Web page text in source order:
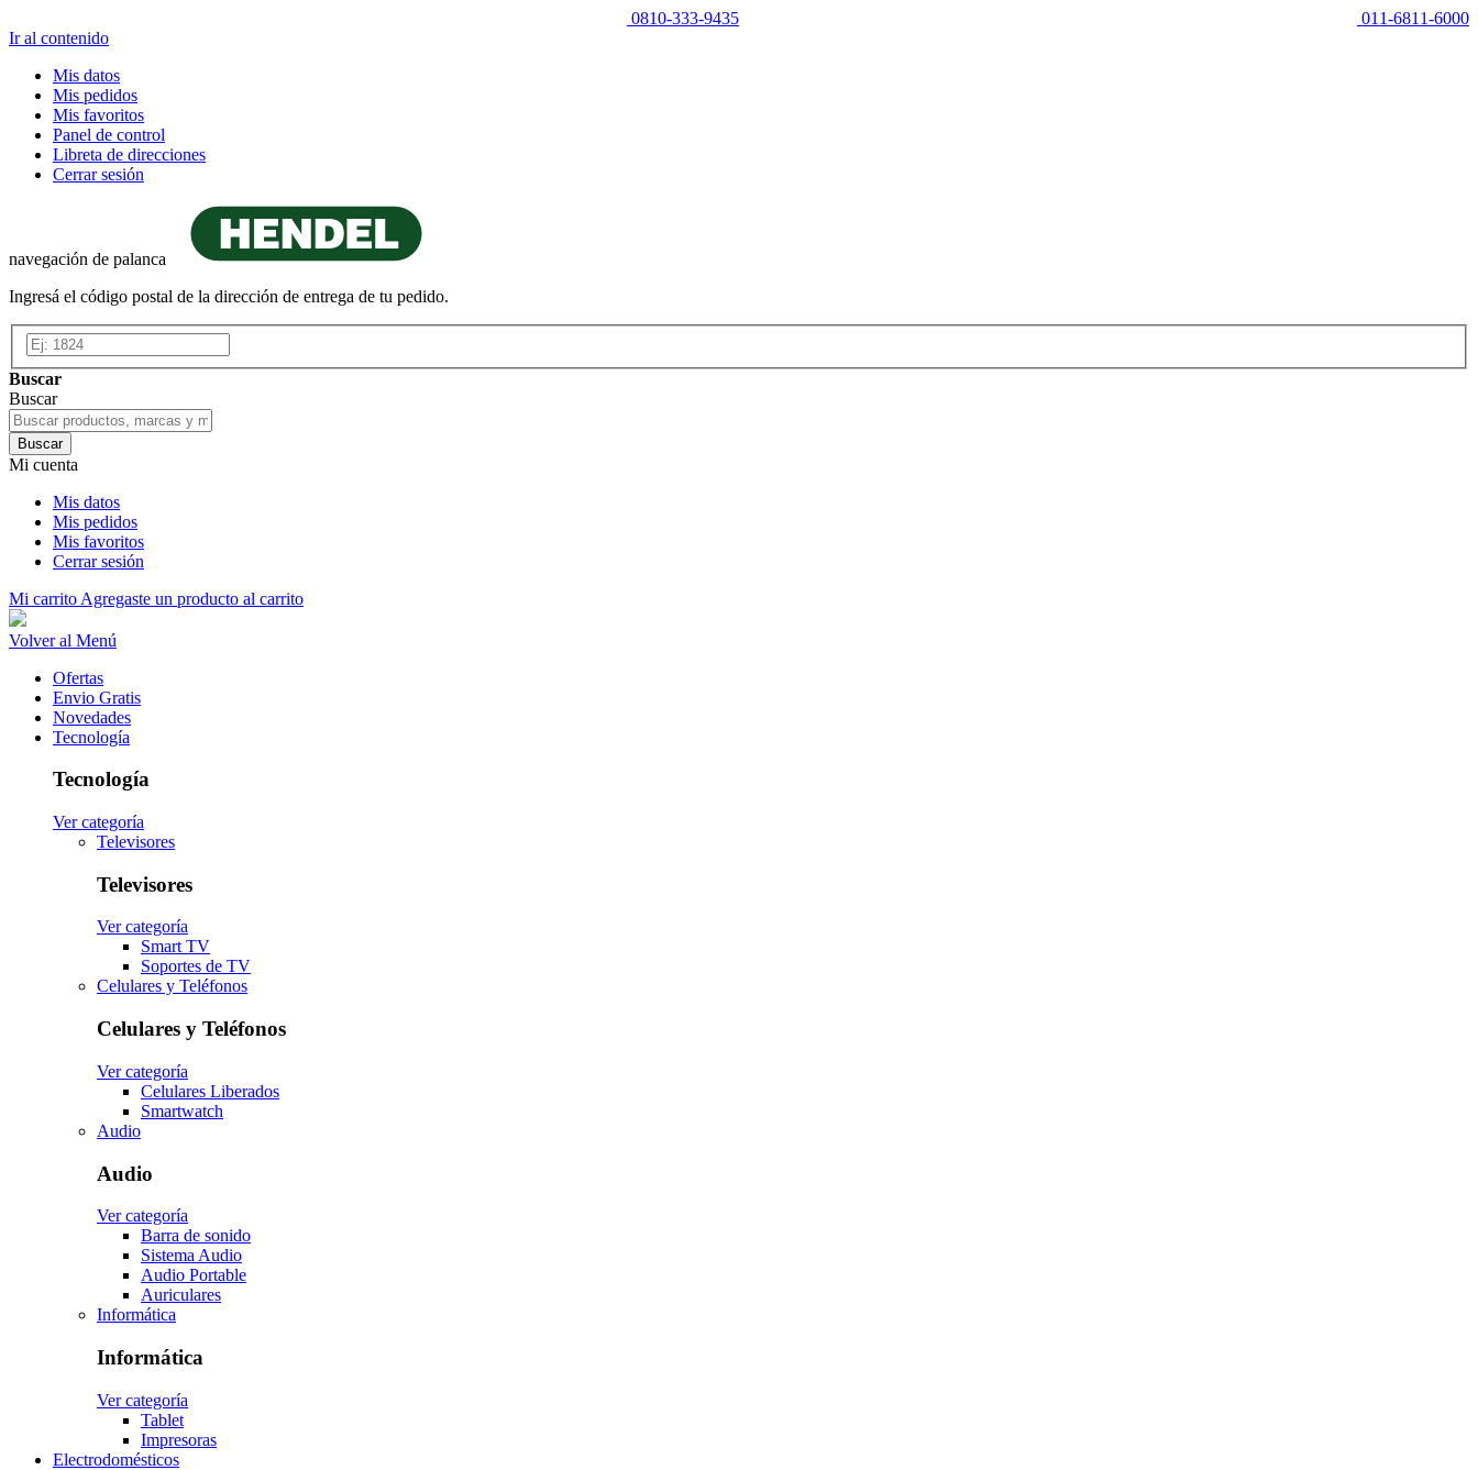
0810-333-9435
011-6811-6000
Ir al contenido
Mis datos
Mis pedidos
Mis favoritos
Panel de control
Libreta de direcciones
Cerrar sesión
navegación de palanca
Ingresá el código postal de la dirección de entrega de tu pedido.
Buscar
Buscar
Buscar
Mi cuenta
Mis datos
Mis pedidos
Mis favoritos
Cerrar sesión
Mi carrito Agregaste un producto al carrito
Volver al Menú
Ofertas
Envio Gratis
Novedades
Tecnología
Tecnología
Ver categoría
Televisores
Televisores
Ver categoría
Smart TV
Soportes de TV
Celulares y Teléfonos
Celulares y Teléfonos
Ver categoría
Celulares Liberados
Smartwatch
Audio
Audio
Ver categoría
Barra de sonido
Sistema Audio
Audio Portable
Auriculares
Informática
Informática
Ver categoría
Tablet
Impresoras
Electrodomésticos